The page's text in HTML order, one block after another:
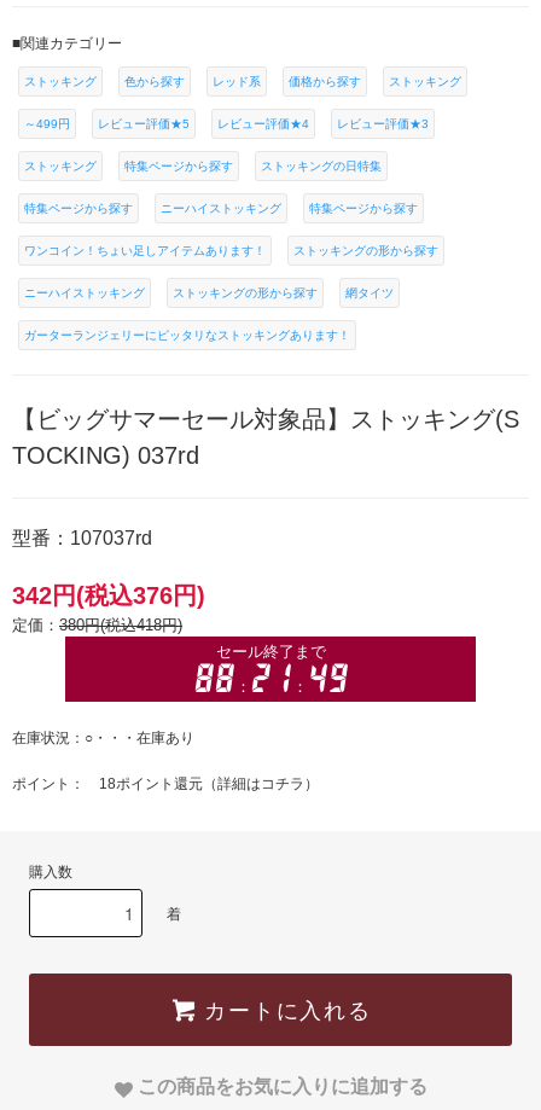
■関連カテゴリー
ストッキング 色から探す レッド系 価格から探す ストッキング
～499円 レビュー評価★5 レビュー評価★4 レビュー評価★3
ストッキング 特集ページから探す ストッキングの日特集
特集ページから探す ニーハイストッキング 特集ページから探す
ワンコイン！ちょい足しアイテムあります！ ストッキングの形から探す
ニーハイストッキング ストッキングの形から探す 網タイツ
ガーターランジェリーにピッタリなストッキングあります！
【ビッグサマーセール対象品】ストッキング(S
TOCKING) 037rd
型番：107037rd
342円(税込376円)
定価： 380円(税込418円)
在庫状況：○・・・在庫あり
ポイント： 18ポイント還元（詳細はコチラ ）
購入数
着
カートに入れる
この商品をお気に入りに追加する